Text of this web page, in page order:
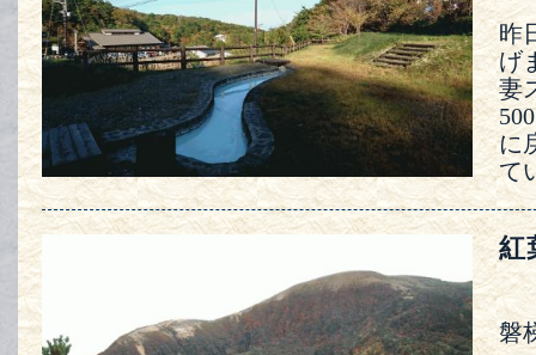
昨
げ
妻
に
て
紅
磐